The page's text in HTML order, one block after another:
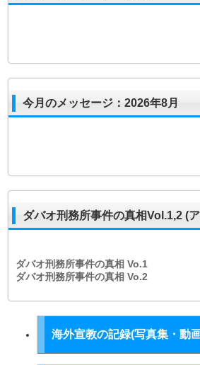
今月のメッセージ：2026年8月
ダバオ刑務所事件の真相Vol.1,2 (
ダバオ刑務所事件の真相Vo.1
ダバオ刑務所事件の真相Vo.2
海外宣教の記録(写真集・動